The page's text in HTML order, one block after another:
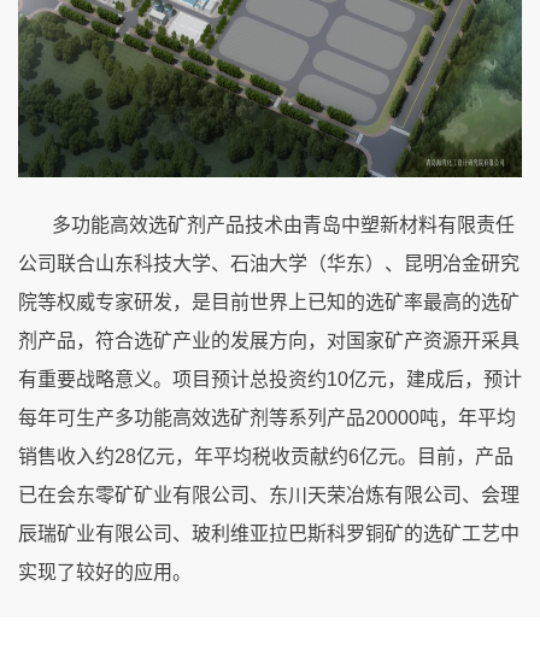
多功能高效选矿剂产品技术由青岛中塑新材料有限责任
公司联合山东科技大学、石油大学（华东）、昆明冶金研究
院等权威专家研发， 是目前世界上已知的选矿率最高的选矿
剂产品，符合选矿产业的发展方向，对国家矿产资源开采具
有重要战略意义。项目预计总投资约10亿元，建成后，预计
每年可生产多功能高效选矿剂等系列产品20000吨，年平均
销售收入约28亿元，年平均税收贡献约6亿元。目前，产品
已在会东零矿矿业有限公司、东川天荣冶炼有限公司、会理
辰瑞矿业有限公司、玻利维亚拉巴斯科罗铜矿的选矿工艺中
实现了较好的应用。